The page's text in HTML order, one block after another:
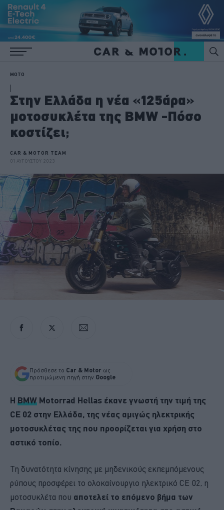
MOTO
Στην Ελλάδα η νέα «125άρα»
μοτοσυκλέτα της BMW -Πόσο
κοστίζει;
CAR & MOTOR TEAM
01 ΑΥΓΟΥΣΤΟΥ 2023
Πρόσθεσε το Car & Motor ως
προτιμώμενη πηγή στην Google
H BMW Motorrad Hellas έκανε γνωστή την τιμή της
CE 02 στην Ελλάδα, της νέας αμιγώς ηλεκτρικής
μοτοσυκλέτας της που προορίζεται για χρήση στο
αστικό τοπίο.
Τη δυνατότητα κίνησης με μηδενικούς εκπεμπόμενους
ρύπους προσφέρει το ολοκαίνουργιο ηλεκτρικό CE 02, η
μοτοσυκλέτα που αποτελεί το επόμενο βήμα των